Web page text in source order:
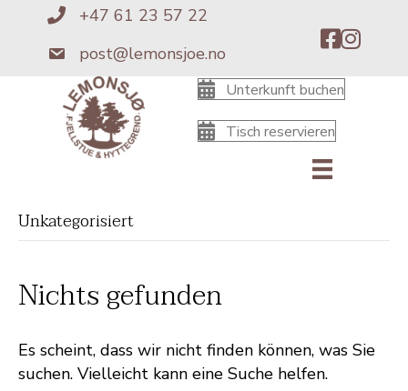
+4761235722
+47 61 23 57 22
post@lemonsjoe.no
post@lemonsjoe.no
Unterkunft buchen
Tisch reservieren
Unkategorisiert
Nichts gefunden
Es scheint, dass wir nicht finden können, was Sie
suchen. Vielleicht kann eine Suche helfen.